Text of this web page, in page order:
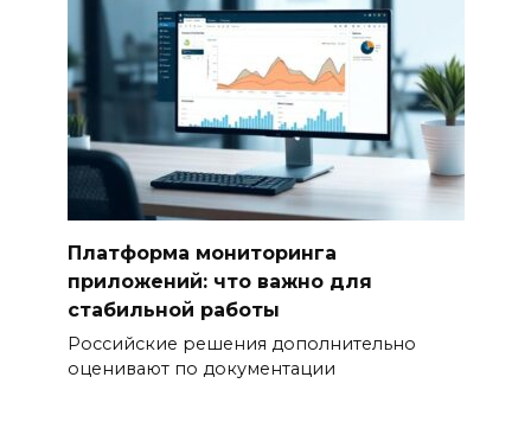
Платформа мониторинга
приложений: что важно для
стабильной работы
Российские решения дополнительно
оценивают по документации